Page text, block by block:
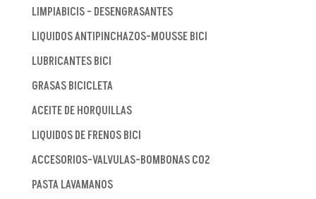
LIMPIABICIS - DESENGRASANTES
LIQUIDOS ANTIPINCHAZOS-MOUSSE BICI
LUBRICANTES BICI
GRASAS BICICLETA
ACEITE DE HORQUILLAS
LIQUIDOS DE FRENOS BICI
ACCESORIOS-VALVULAS-BOMBONAS CO2
PASTA LAVAMANOS